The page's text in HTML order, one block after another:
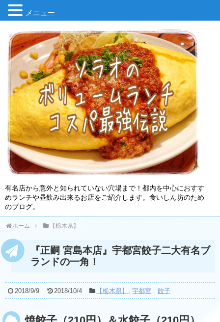
有名店から意外と知られていない穴場まで！都内を中心におすす
めランチや昼飲み出来るお店をご紹介します。食いしん坊のため
のブログ。
ホーム 【栃木県】
『正嗣 宮島本店』宇都宮餃子二大有名ブ
ランドの一角！
2018/9/9 2018/10/4 【栃木県】 ,宇都宮 餃子
メニュー